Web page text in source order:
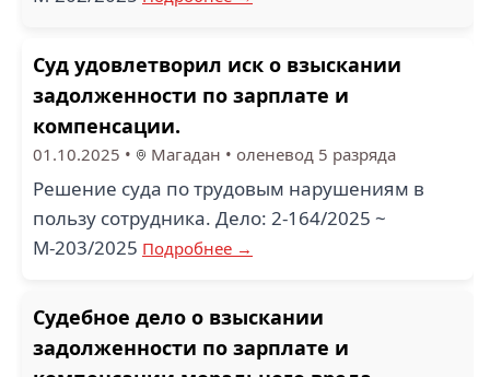
Суд удовлетворил иск о взыскании
задолженности по зарплате и
компенсации.
01.10.2025 • Магадан • оленевод 5 разряда
Решение суда по трудовым нарушениям в
пользу сотрудника. Дело: 2-164/2025 ~
М-203/2025 Подробнее →
Судебное дело о взыскании
задолженности по зарплате и